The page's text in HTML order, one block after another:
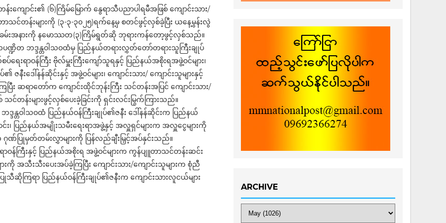
းကျောင်း၏ (၆)ကြိမ်မြောက် နွေရာသီပညာပါရမီအဖြစ် ကျောင်းသား/
ာသင်တန်းများကို (၃-၃-၃၀၂၅)ရက်နေ့မှ စတင်ဖွင့်လှစ်ခဲ့ပြီး ယနေ့မွန်းလွဲ
အခမ်းအနားကို နမောဿတ(၃)ကြိမ်ရွတ်ဆို ဘုရားကန်တော့ဖွင့်လှစ်သည်။
ပဏ္ဍိတ ဘဒ္ဒန္တဝါသဝထံမှ ပြည်နယ်တရားလွှတ်တော်တရားသူကြီးချုပ်
ရေးရာဝန်ကြီး ဗိုလ်မှူးကြီးကျော်သူရနှင့် ပြည်နယ်အစိုးရအဖွဲ့ဝင်များ၊
းဒေါ်နန်ဆိုင်းနှင့် အဖွဲ့ဝင်များ၊ ကျောင်းသား/ ကျောင်းသူများနှင့်
ဆရာတော်က ကျောင်းထိုင်ဘုန်းကြီး သင်တန်းအပြင် ကျောင်းသား/
တန်းများဖွင့်လှစ်ပေးခဲ့ခြင်းကို ရှင်းလင်းမြွက်ကြားသည်။
န္တဝါသဝထံ ပြည်နယ်ဝန်ကြီးချုပ်၏ဇနီး ဒေါ်နန်ဆိုင်းက ပြည်နယ်
ပြည်နယ်အမျိုးသမီးရေးရာအဖွဲ့နှင့် အလှူရှင်များက အလှူငွေများကို
ပြုမှတ်တမ်းလွှာများကို ပြန်လည်ချီးမြှင့်အပ်နှင်းသည်။
ဝန်ကြီးနှင့် ပြည်နယ်အစိုးရ အဖွဲ့ဝင်များက ကွန်ပျူတာသင်တန်းဆင်း
ကို အသီးသီးပေးအပ်ခဲ့ကြပြီး ကျောင်းသား/ကျောင်းသူများက စုံညီ
ဆိုကြရာ ပြည်နယ်ဝန်ကြီးချုပ်၏ဇနီးက ကျောင်းသားလူငယ်များ
ARCHIVE